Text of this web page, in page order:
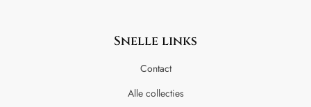
Snelle links
Contact
Alle collecties